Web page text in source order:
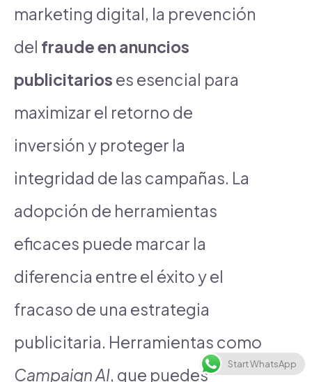
marketing digital, la prevención
del fraude en anuncios
publicitarios es esencial para
maximizar el retorno de
inversión y proteger la
integridad de las campañas. La
adopción de herramientas
eficaces puede marcar la
diferencia entre el éxito y el
fracaso de una estrategia
publicitaria. Herramientas como
Campaign AI, que puedes
Start WhatsApp